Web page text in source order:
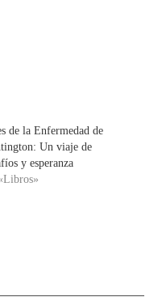
de la Enfermedad de
Un viaje de
y esperanza